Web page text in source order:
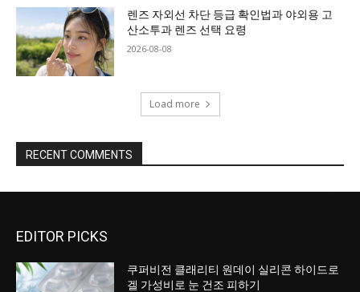
렌즈 자외선 차단 등급 확인법과 야외용 고
산소투과 렌즈 선택 요령
2026-08-08
Load more
RECENT COMMENTS
EDITOR PICKS
쿠퍼비전 클래리티 원데이 실리콘 하이드로
겔 가성비로 눈 건조 피하기